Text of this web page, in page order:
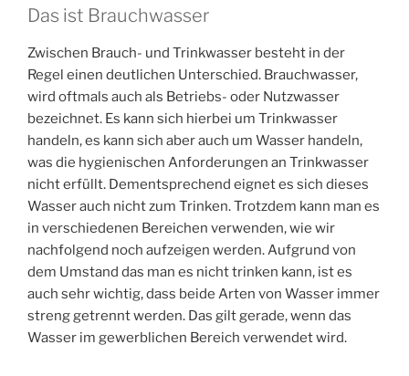
Das ist Brauchwasser
Zwischen Brauch- und Trinkwasser besteht in der
Regel einen deutlichen Unterschied. Brauchwasser,
wird oftmals auch als Betriebs- oder Nutzwasser
bezeichnet. Es kann sich hierbei um Trinkwasser
handeln, es kann sich aber auch um Wasser handeln,
was die hygienischen Anforderungen an Trinkwasser
nicht erfüllt. Dementsprechend eignet es sich dieses
Wasser auch nicht zum Trinken. Trotzdem kann man es
in verschiedenen Bereichen verwenden, wie wir
nachfolgend noch aufzeigen werden. Aufgrund von
dem Umstand das man es nicht trinken kann, ist es
auch sehr wichtig, dass beide Arten von Wasser immer
streng getrennt werden. Das gilt gerade, wenn das
Wasser im gewerblichen Bereich verwendet wird.